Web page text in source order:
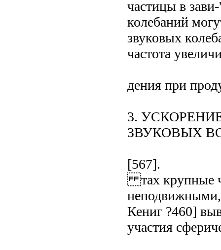
частицы в
колебаний
звуковых
частота
дения при
3.
ЗВУКОВЫХ
[567].
тах крупные
неподвижными,
Кениг ?460]
участия